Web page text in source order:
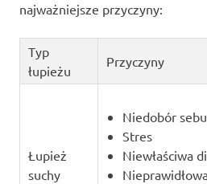
najważniejsze przyczyny:
Typ
łupieżu
Przyczyny
Łupież
suchy
Niedobór
Stres
Niewłaściwa